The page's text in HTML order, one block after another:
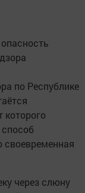
по Республике
своевременная
через слюну